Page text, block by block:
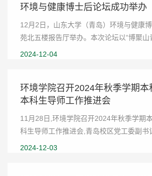
环境与健康博士后论坛成功举办
12月2日，山东大学（青岛）环境与健康
苑北五楼报告厅举办。本次论坛以“博聚山
主题，青岛校区党工委副书记兼环境科学
2024-12-04
环境学院召开2024年秋季学期本
本科生导师工作推进会
11月28日,环境学院召开2024年秋季学期
科生导师工作推进会,青岛校区党工委副书
书记宋作标出席会议，环境学院副院长胡
2024-12-03